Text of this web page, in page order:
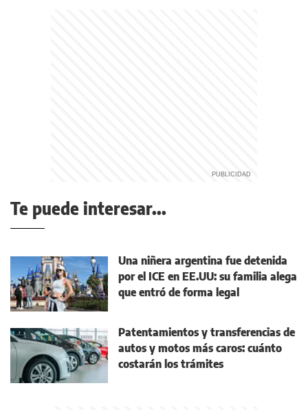
Te puede interesar...
Una niñera argentina fue detenida
por el ICE en EE.UU: su familia alega
que entró de forma legal
Patentamientos y transferencias de
autos y motos más caros: cuánto
costarán los trámites